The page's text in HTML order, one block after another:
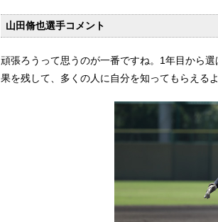
山田脩也選手コメント
頑張ろうって思うのが一番ですね。1年目から
果を残して、多くの人に自分を知ってもらえる